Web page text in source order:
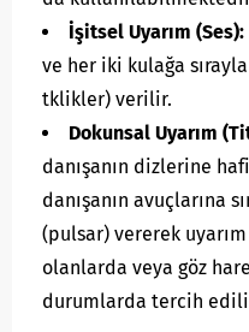
İşitsel Uyarım (Ses):
ve her iki kulağa
tklikler) verilir.
Dokunsal Uyarım
danışanın dizlerine
danışanın avuçlarına
(pulsar) vererek
olanlarda veya göz
durumlarda tercih